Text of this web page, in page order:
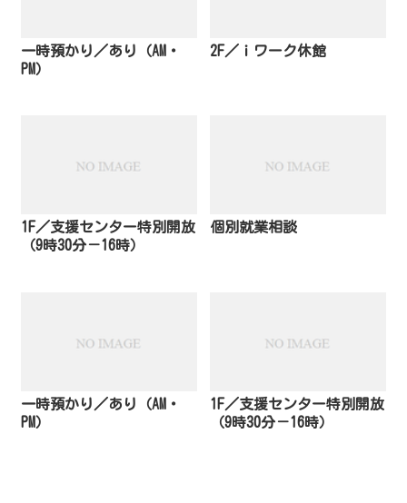
一時預かり／あり（AM・
PM）
2F／ｉワーク休館
1F／支援センター特別開放
（9時30分－16時）
個別就業相談
一時預かり／あり（AM・
PM）
1F／支援センター特別開放
（9時30分－16時）